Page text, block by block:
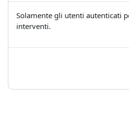
Solamente gli utenti autenticati
interventi.